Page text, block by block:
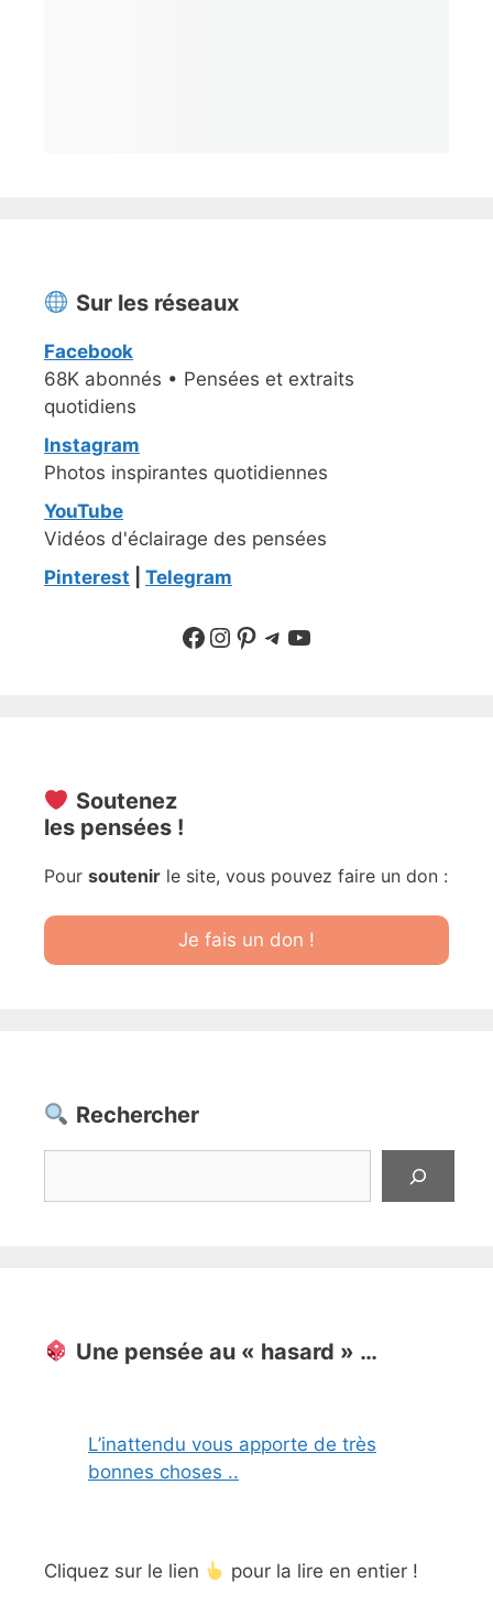
Sur les réseaux
Facebook
68K abonnés • Pensées et extraits
quotidiens
Instagram
Photos inspirantes quotidiennes
YouTube
Vidéos d'éclairage des pensées
Pinterest
Telegram
Suivre sur Facebook
Suivre sur Instagram
Pinterest
Sur Telegram
YouTube
Soutenez
les pensées !
Pour soutenir le site, vous pouvez faire un don :
Je fais un don !
Rechercher
Une pensée au « hasard » …
L’inattendu vous apporte de très
bonnes choses ..
Cliquez sur le lien pour la lire en entier !